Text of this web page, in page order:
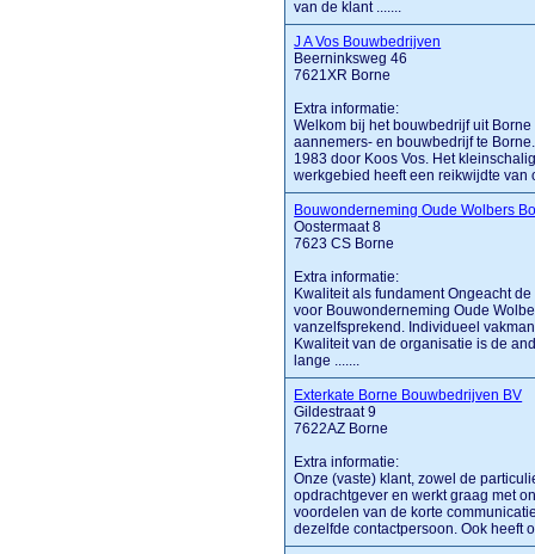
van de klant .......
J A Vos Bouwbedrijven
Beerninksweg 46
7621XR Borne
Extra informatie:
Welkom bij het bouwbedrijf uit
aannemers- en bouwbedrijf te
1983 door Koos Vos. Het
werkgebied heeft een reikwijdte van
Bouwonderneming Oude Wolbers
Oostermaat 8
7623 CS Borne
Extra informatie:
Kwaliteit als fundament Ongeacht
voor Bouwonderneming Oude
vanzelfsprekend. Individueel
Kwaliteit van de organisatie is de
lange .......
Exterkate Borne Bouwbedrijven BV
Gildestraat 9
7622AZ Borne
Extra informatie:
Onze (vaste) klant, zowel de
opdrachtgever en werkt graag met
voordelen van de korte
dezelfde contactpersoon. Ook heeft